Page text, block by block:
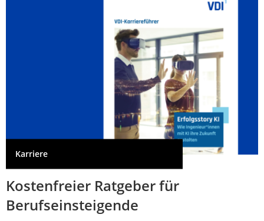
Karriere
Kostenfreier Ratgeber für
Berufseinsteigende